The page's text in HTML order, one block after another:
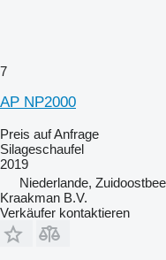
7
AP NP2000
Preis auf Anfrage
Silageschaufel
2019
Niederlande,
Kraakman B.V.
Verkäufer kontaktieren